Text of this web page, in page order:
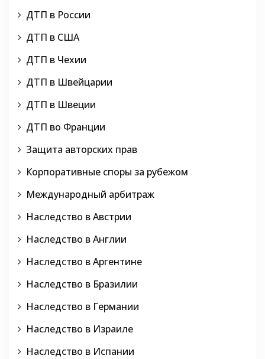
ДТП в России
ДТП в США
ДТП в Чехии
ДТП в Швейцарии
ДТП в Швеции
ДТП во Франции
Защита авторских прав
Корпоративные споры за рубежом
Международный арбитраж
Наследство в Австрии
Наследство в Англии
Наследство в Аргентине
Наследство в Бразилии
Наследство в Германии
Наследство в Израиле
Наследство в Испании